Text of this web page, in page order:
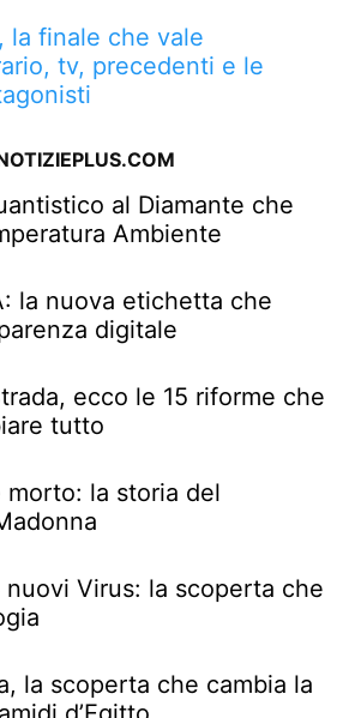
la finale che vale
tv, precedenti e le
al Diamante che
Ambiente
la nuova etichetta che
digitale
ecco le 15 riforme che
tutto
morto: la storia del
nuovi Virus: la scoperta che
la scoperta che cambia la